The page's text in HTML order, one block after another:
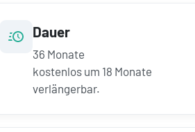
Dauer
36 Monate
kostenlos um 18 Monate
verlängerbar.